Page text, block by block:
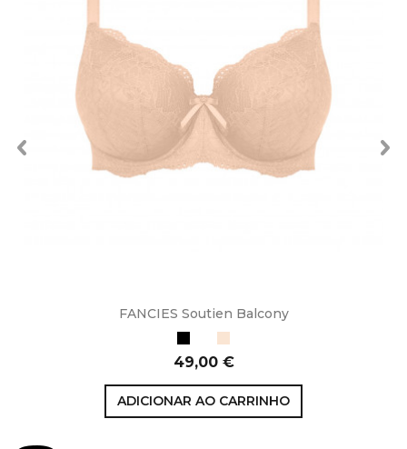
FANCIES Soutien Balcony
Preço
49,00 €
ADICIONAR AO CARRINHO